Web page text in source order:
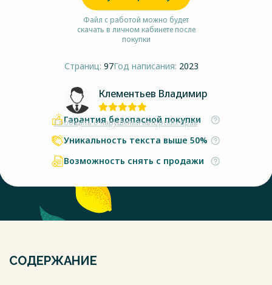
Файл с работой можно будет
скачать в личном кабинете после
покупки
Страниц: 97Год написания: 2023
Клементьев Владимир
Сообщить о нарушении авторских прав
Гарантия безопасной покупки
Уникальность текста выше 50%
Возможность снять с продажи
СОДЕРЖАНИЕ